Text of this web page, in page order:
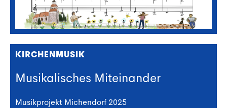
KIRCHENMUSIK
Musikalisches Miteinander
Musikprojekt Michendorf 2025